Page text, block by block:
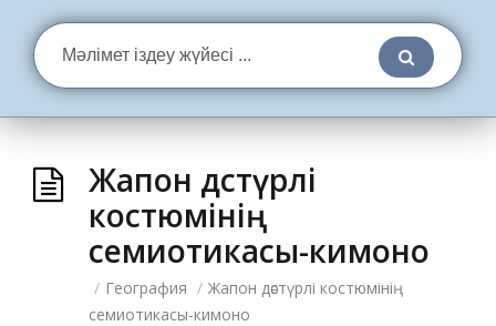
Жапон дәстүрлі
костюмінің
семиотикасы-кимоно
/ География / Жапон дәстүрлі костюмінің
семиотикасы-кимоно